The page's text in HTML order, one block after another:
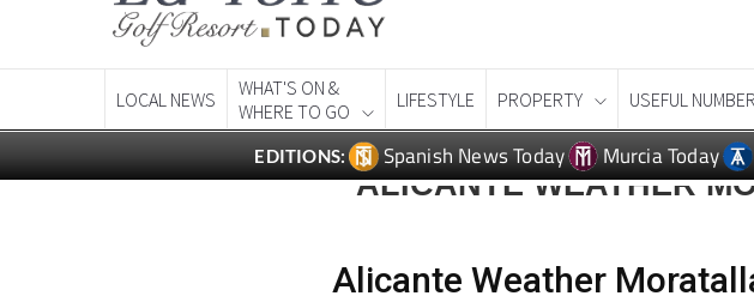
LOCAL NEWS
WHAT'S ON &
WHERE TO GO
LIFESTYLE PROPERTY USEFUL
EDITIONS: Spanish News Today Murcia Today
ALICANTE WEATHER
Alicante Weather